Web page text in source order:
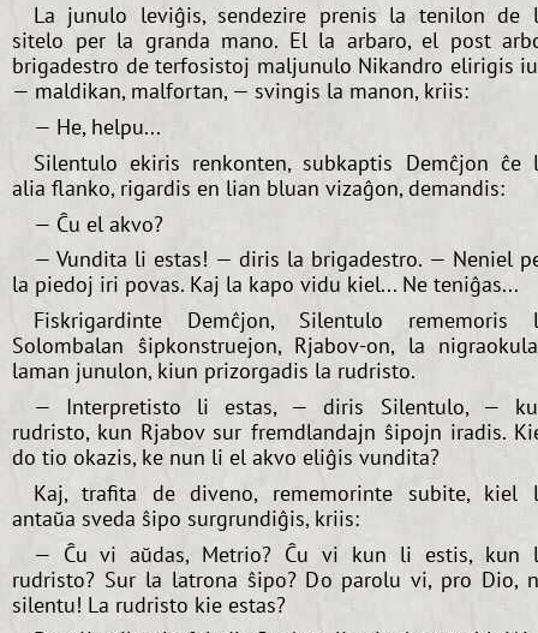
La junulo leviĝis, sendezire prenis la tenilon de
sitelo per la granda mano. El la arbaro, el post
brigadestro de terfosistoj maljunulo Nikandro elirigis
— maldikan, malfortan, — svingis la manon, kriis:
— He, helpu...
Silentulo ekiris renkonten, subkaptis Demĉjon ĉe
alia flanko, rigardis en lian bluan vizaĝon, demandis:
— Ĉu el akvo?
— Vundita li estas! — diris la brigadestro. — Neniel
la piedoj iri povas. Kaj la kapo vidu kiel... Ne teniĝas...
Fiskrigardinte Demĉjon, Silentulo rememoris
Solombalan ŝipkonstruejon, Rjabov-on, la
laman junulon, kiun prizorgadis la rudristo.
— Interpretisto li estas, — diris Silentulo, —
rudristo, kun Rjabov sur fremdlandajn ŝipojn iradis.
do tio okazis, ke nun li el akvo eliĝis vundita?
Kaj, trafita de diveno, rememorinte subite, kiel
antaŭa sveda ŝipo surgrundiĝis, kriis:
— Ĉu vi aŭdas, Metrio? Ĉu vi kun li estis, kun
rudristo? Sur la latrona ŝipo? Do parolu vi, pro Dio,
silentu! La rudristo kie estas?